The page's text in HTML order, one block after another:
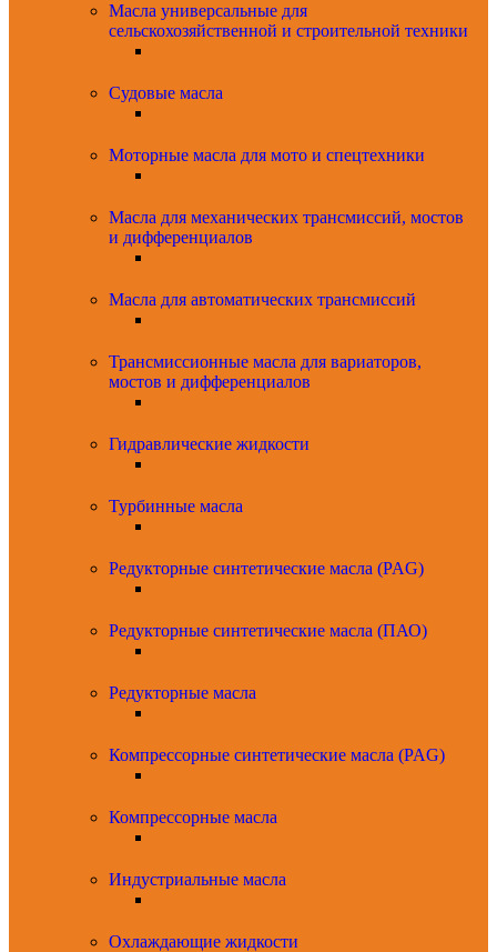
Масла универсальные для
сельскохозяйственной и строительной техники
Судовые масла
Моторные масла для мото и спецтехники
Масла для механических трансмиссий, мостов
и дифференциалов
Масла для автоматических трансмиссий
Трансмиссионные масла для вариаторов,
мостов и дифференциалов
Гидравлические жидкости
Турбинные масла
Редукторные синтетические масла (PAG)
Редукторные синтетические масла (ПАО)
Редукторные масла
Компрессорные синтетические масла (PAG)
Компрессорные масла
Индустриальные масла
Охлаждающие жидкости